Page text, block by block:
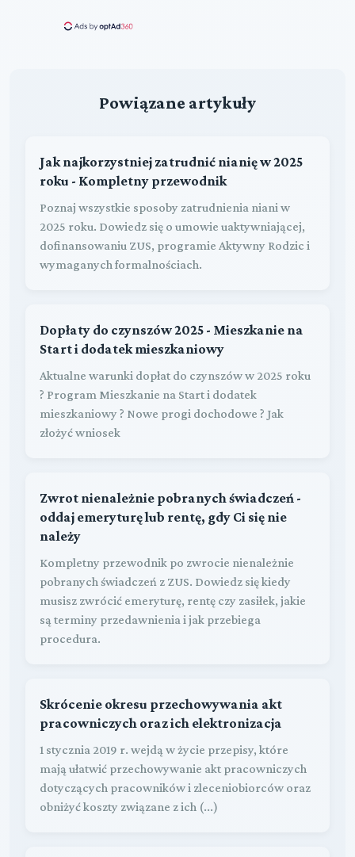
Powiązane artykuły
Jak najkorzystniej zatrudnić nianię w 2025
roku - Kompletny przewodnik
Poznaj wszystkie sposoby zatrudnienia niani w
2025 roku. Dowiedz się o umowie uaktywniającej,
dofinansowaniu ZUS, programie Aktywny Rodzic i
wymaganych formalnościach.
Dopłaty do czynszów 2025 - Mieszkanie na
Start i dodatek mieszkaniowy
Aktualne warunki dopłat do czynszów w 2025 roku
? Program Mieszkanie na Start i dodatek
mieszkaniowy ? Nowe progi dochodowe ? Jak
złożyć wniosek
Zwrot nienależnie pobranych świadczeń -
oddaj emeryturę lub rentę, gdy Ci się nie
należy
Kompletny przewodnik po zwrocie nienależnie
pobranych świadczeń z ZUS. Dowiedz się kiedy
musisz zwrócić emeryturę, rentę czy zasiłek, jakie
są terminy przedawnienia i jak przebiega
procedura.
Skrócenie okresu przechowywania akt
pracowniczych oraz ich elektronizacja
1 stycznia 2019 r. wejdą w życie przepisy, które
mają ułatwić przechowywanie akt pracowniczych
dotyczących pracowników i zleceniobiorców oraz
obniżyć koszty związane z ich (...)